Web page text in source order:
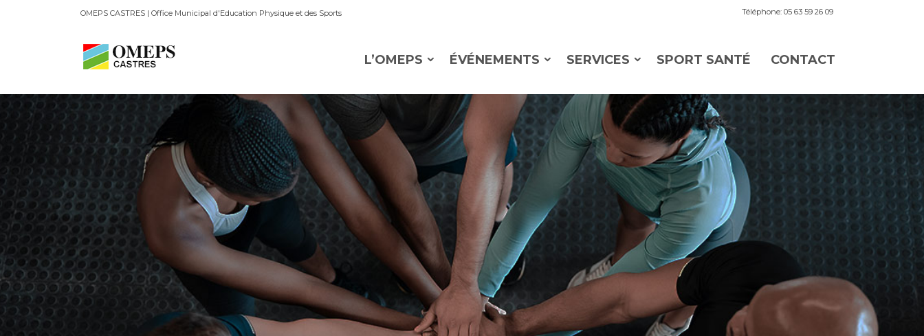
OMEPS CASTRES | Office Municipal d'Education Physique et des Sports Téléphone: 05 63 59 26 09
L’OMEPS ÉVÉNEMENTS SERVICES SPORT SANTÉ CONTACT
OMEPS Castres